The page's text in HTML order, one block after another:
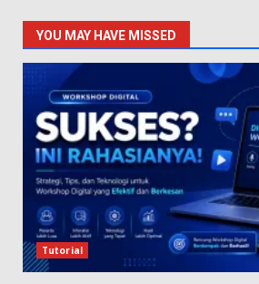
YOU MAY HAVE MISSED
Tutorial